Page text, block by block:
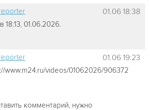
01.06 18:38
18:13, 01.06.2026.
01.06 19:23
www.m24.ru/videos/01062026/906372
комментарий, нужно